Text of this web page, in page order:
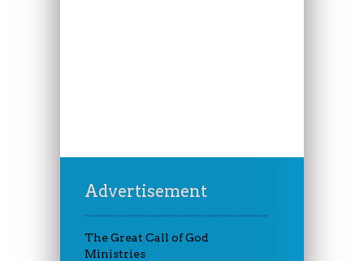
Advertisement
The Great Call of God
Ministries